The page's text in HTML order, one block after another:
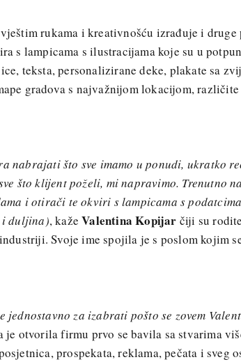
rukama i kreativnošću izrađuje i druge
s lampicama s ilustracijama koje su u
teksta, personalizirane deke, plakate sa
gradova s najvažnijom lokacijom,
nabrajati što sve imamo u ponudi, ukratko
što klijent poželi, mi napravimo. Trenutno
i otirači te okviri s lampicama s
i duljina), kažeValentina Kopijar čiji su
Svoje ime spojila je s poslom kojim
jednostavno za izabrati pošto se zovem
je otvorila firmu prvo se bavila sa stvarima
prospekata, reklama, pečata i sveg